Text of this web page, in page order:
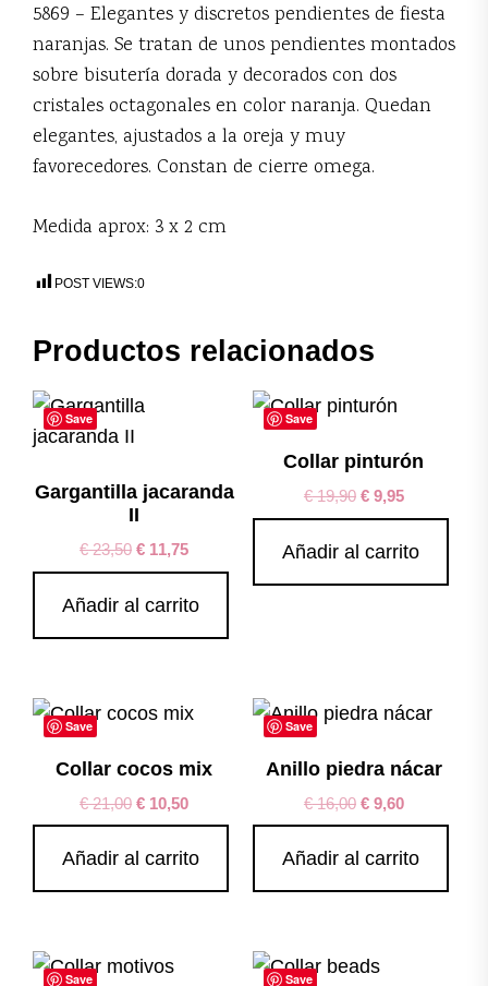
5869 – Elegantes y discretos pendientes de fiesta
naranjas. Se tratan de unos pendientes montados
sobre bisutería dorada y decorados con dos
cristales octagonales en color naranja. Quedan
elegantes, ajustados a la oreja y muy
favorecedores. Constan de cierre omega.
Medida aprox: 3 x 2 cm
POST VIEWS:0
Productos relacionados
Save
Gargantilla jacaranda
II
€23,50 € 11,75
Añadir al carrito
Save
Collar pinturón
€19,90 €9,95
Añadir al carrito
Save
Collar cocos mix
€21,00 € 10,50
Añadir al carrito
Save
Anillo piedra nácar
€16,00 €9,60
Añadir al carrito
Save Save